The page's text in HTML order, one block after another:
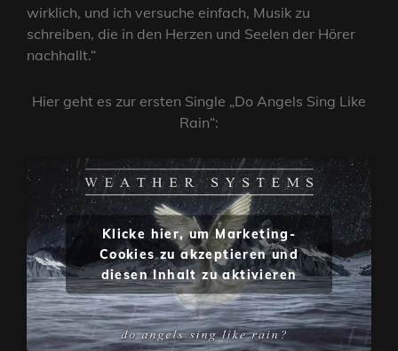
wirklich, und ich versuche einfach, Musik zu
schreiben, die in den Herzen und Seelen der Hörer
nachhallt.“
Hier geht es zur ersten Single „Do Angels Sing Like
Rain“:
Klicke hier, um Marketing-
Cookies zu akzeptieren und
diesen Inhalt zu aktivieren